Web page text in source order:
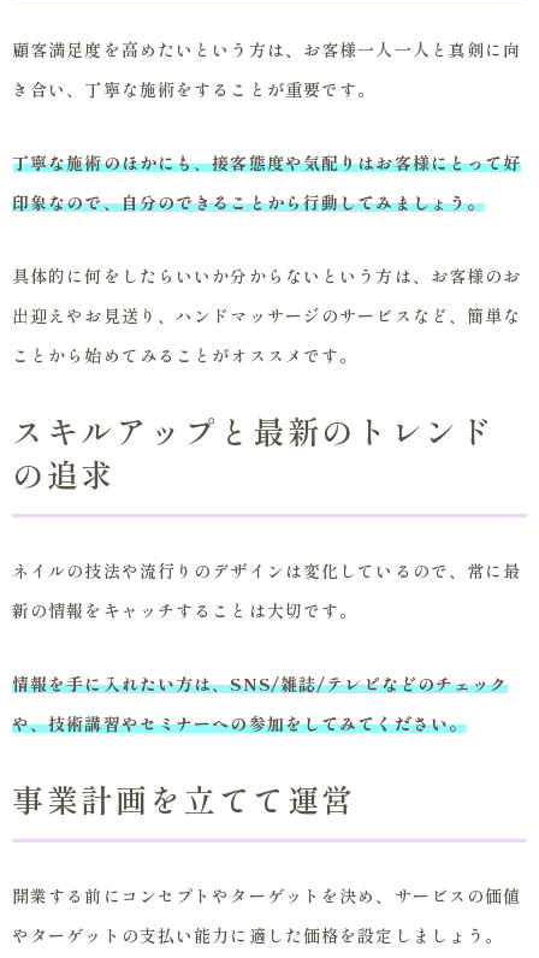
顧客満足度を高めたいという方は、お客様一人一人と真剣に向
き合い、丁寧な施術をすることが重要です。
丁寧な施術のほかにも、接客態度や気配りはお客様にとって好
印象なので、自分のできることから行動してみましょう。
具体的に何をしたらいいか分からないという方は、お客様のお
出迎えやお見送り、ハンドマッサージのサービスなど、簡単な
ことから始めてみることがオススメです。
スキルアップと最新のトレンド
の追求
ネイルの技法や流行りのデザインは変化しているので、常に最
新の情報をキャッチすることは大切です。
情報を手に入れたい方は、SNS/雑誌/テレビなどのチェック
や、技術講習やセミナーへの参加をしてみてください。
事業計画を立てて運営
開業する前にコンセプトやターゲットを決め、サービスの価値
やターゲットの支払い能力に適した価格を設定しましょう。